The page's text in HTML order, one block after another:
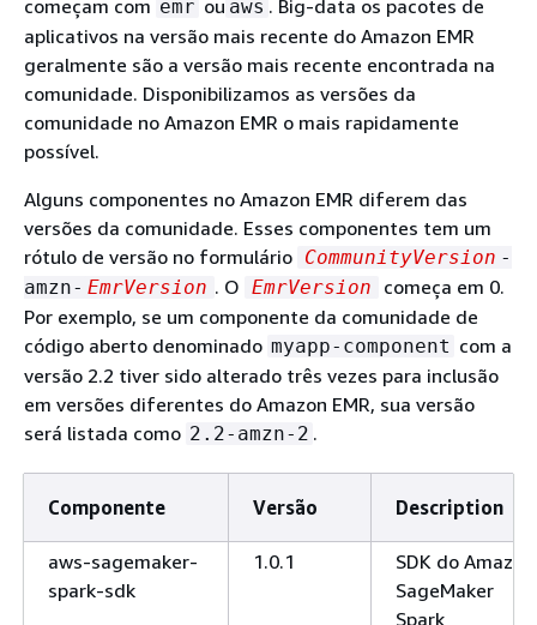
começam com emr ou aws . Big-data os pacotes de
aplicativos na versão mais recente do Amazon EMR
geralmente são a versão mais recente encontrada na
comunidade. Disponibilizamos as versões da
comunidade no Amazon EMR o mais rapidamente
possível.
Alguns componentes no Amazon EMR diferem das
versões da comunidade. Esses componentes tem um
rótulo de versão no formulário CommunityVersion -
amzn- EmrVersion . O EmrVersion
começa em 0.
Por exemplo, se um componente da comunidade de
código aberto denominado myapp-component com a
versão 2.2 tiver sido alterado três vezes para inclusão
em versões diferentes do Amazon EMR, sua versão
será listada como 2.2-amzn-2 .
Componente Versão Description
aws-sagemaker-
spark-sdk
1.0.1
SDK do Amazon
SageMaker
Spark